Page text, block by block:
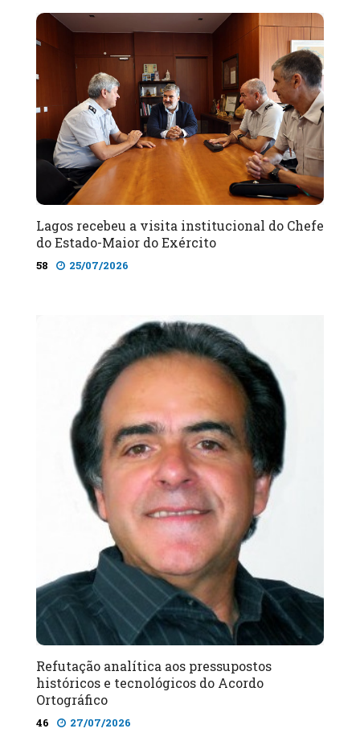
Lagos recebeu a visita institucional do Chefe
do Estado-Maior do Exército
58 25/07/2026
Refutação analítica aos pressupostos
históricos e tecnológicos do Acordo
Ortográfico
46 27/07/2026